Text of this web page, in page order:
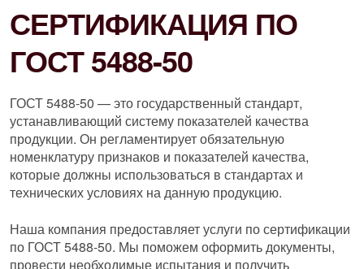
СЕРТИФИКАЦИЯ ПО
ГОСТ 5488-50
ГОСТ 5488-50 — это государственный стандарт,
устанавливающий систему показателей качества
продукции. Он регламентирует обязательную
номенклатуру признаков и показателей качества,
которые должны использоваться в стандартах и
технических условиях на данную продукцию.
Наша компания предоставляет услуги по сертификации
по ГОСТ 5488-50. Мы поможем оформить документы,
провести необходимые испытания и получить